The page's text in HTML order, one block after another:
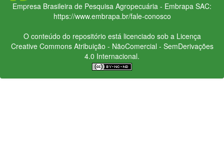
Empresa Brasileira de Pesquisa Agropecuária - Embrapa SAC:
https://www.embrapa.br/fale-conosco
O conteúdo do repositório está licenciado sob a Licença
Creative CommonsAtribuição - NãoComercial - SemDerivações
4.0 Internacional.